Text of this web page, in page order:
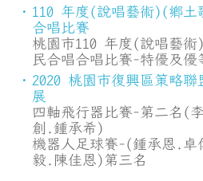
110 年度(說唱藝術)(鄉土
合唱比賽
桃園市110 年度(說唱藝
民合唱合唱比賽-特優及優
2020 桃園市復興區策略聯
展
四軸飛行器比賽-第二名(
創.鍾承希)
機器人足球賽-(鍾承恩.卓
毅.陳佳恩)第三名